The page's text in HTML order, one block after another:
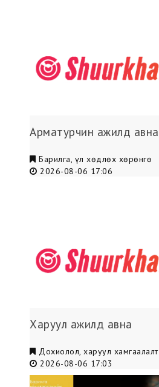
Арматурчин ажилд авна
Барилга, үл хөдлөх хөрөнгө
2026-08-06 17:06
Харуул ажилд авна
Дохиолол, харуул хамгаалалт
2026-08-06 17:03